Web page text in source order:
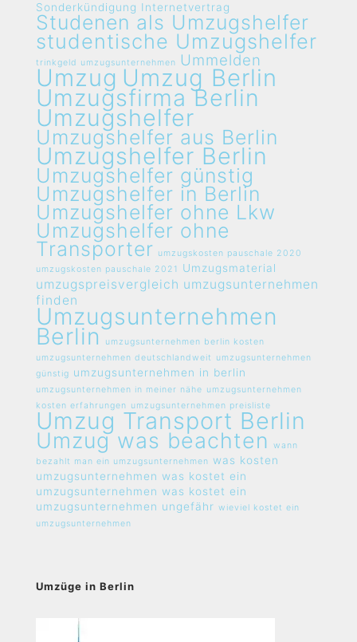
Sonderkündigung Internetvertrag
Studenen als Umzugshelfer
studentische Umzugshelfer
trinkgeld umzugsunternehmen Ummelden
Umzug Umzug Berlin
Umzugsfirma Berlin
Umzugshelfer
Umzugshelfer aus Berlin
Umzugshelfer Berlin
Umzugshelfer günstig
Umzugshelfer in Berlin
Umzugshelfer ohne Lkw
Umzugshelfer ohne
Transporter umzugskosten pauschale 2020
umzugskosten pauschale 2021
Umzugsmaterial
umzugspreisvergleich umzugsunternehmen
finden
Umzugsunternehmen
Berlin
umzugsunternehmen berlin kosten
umzugsunternehmen deutschlandweit
umzugsunternehmen
günstig umzugsunternehmen in berlin
umzugsunternehmen in meiner nähe umzugsunternehmen
kosten erfahrungen umzugsunternehmen preisliste
Umzug Transport Berlin
Umzug was beachten
wann
bezahlt man ein umzugsunternehmen was kosten
umzugsunternehmen was kostet ein
umzugsunternehmen was kostet ein
umzugsunternehmen ungefähr wieviel kostet ein
umzugsunternehmen
Umzüge in Berlin